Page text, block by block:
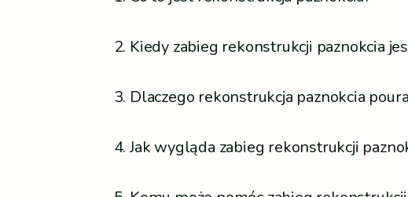
Kiedy zabieg rekonstrukcji paznokcia
Dlaczego rekonstrukcja paznokcia
Jak wygląda zabieg rekonstrukcji